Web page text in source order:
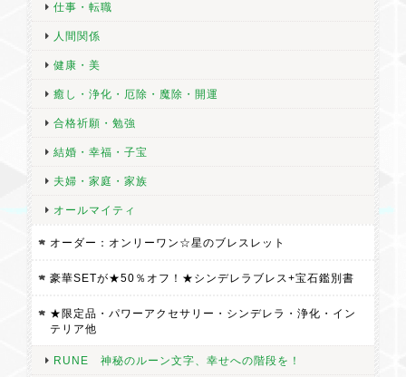
仕事・転職
人間関係
健康・美
癒し・浄化・厄除・魔除・開運
合格祈願・勉強
結婚・幸福・子宝
夫婦・家庭・家族
オールマイティ
オーダー：オンリーワン☆星のブレスレット
豪華SETが★50％オフ！★シンデレラブレス+宝石鑑別書
★限定品・パワーアクセサリー・シンデレラ・浄化・イン
テリア他
RUNE 神秘のルーン文字、幸せへの階段を！